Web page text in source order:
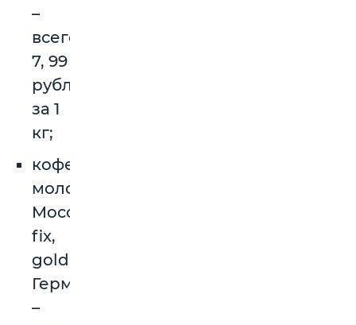
–
всего
7, 99
рубля
за 1
кг;
кофе
молотый
Mocca
fix,
gold,
Германия
–